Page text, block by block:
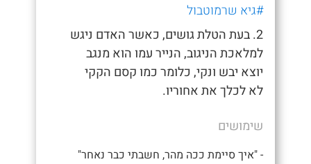
#גיא שרמוטבול
2. בעת הטלת גושים, כאשר האדם ניגש
למלאכת הניגוב, הנייר עמו הוא מנגב
יוצא יבש ונקי, כלומר כמו קסם הקקי
לא לכלך את אחוריו.
שימושים
- "איך סיימת ככה מהר, חשבתי כבר נאחר"